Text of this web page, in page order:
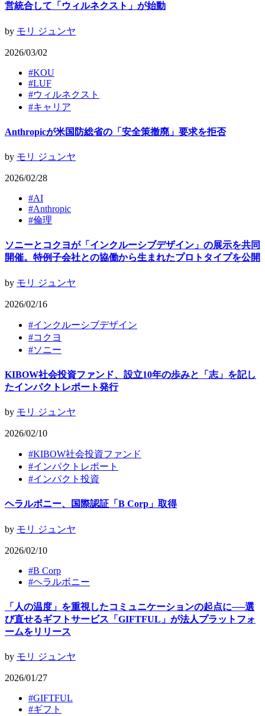
営統合して「ウィルネクスト」が始動
by モリ ジュンヤ
2026/03/02
#KOU
#LUF
#ウィルネクスト
#キャリア
Anthropicが米国防総省の「安全策撤廃」要求を拒否
by モリ ジュンヤ
2026/02/28
#AI
#Anthropic
#倫理
ソニーとコクヨが「インクルーシブデザイン」の展示を共同
開催。特例子会社との協働から生まれたプロトタイプを公開
by モリ ジュンヤ
2026/02/16
#インクルーシブデザイン
#コクヨ
#ソニー
KIBOW社会投資ファンド、設立10年の歩みと「志」を記し
たインパクトレポート発行
by モリ ジュンヤ
2026/02/10
#KIBOW社会投資ファンド
#インパクトレポート
#インパクト投資
ヘラルボニー、国際認証「B Corp」取得
by モリ ジュンヤ
2026/02/10
#B Corp
#ヘラルボニー
「人の温度」を重視したコミュニケーションの起点に──選
び直せるギフトサービス「GIFTFUL」が法人プラットフォ
ームをリリース
by モリ ジュンヤ
2026/01/27
#GIFTFUL
#ギフト